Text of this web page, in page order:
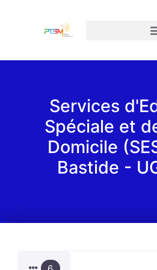
Services
Spéciale et
Domicile
Bastide -